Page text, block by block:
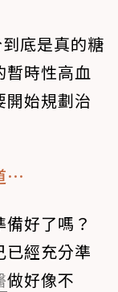
底是真的糖
時性高血
開始規劃治
⋯
好了嗎？
已經充分準
做好像不